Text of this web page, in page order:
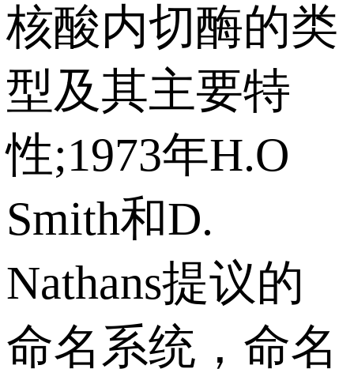
核酸内切酶的类
型及其主要特
性;1973年H.O
Smith和D.
Nathans提议的
命名系统，命名